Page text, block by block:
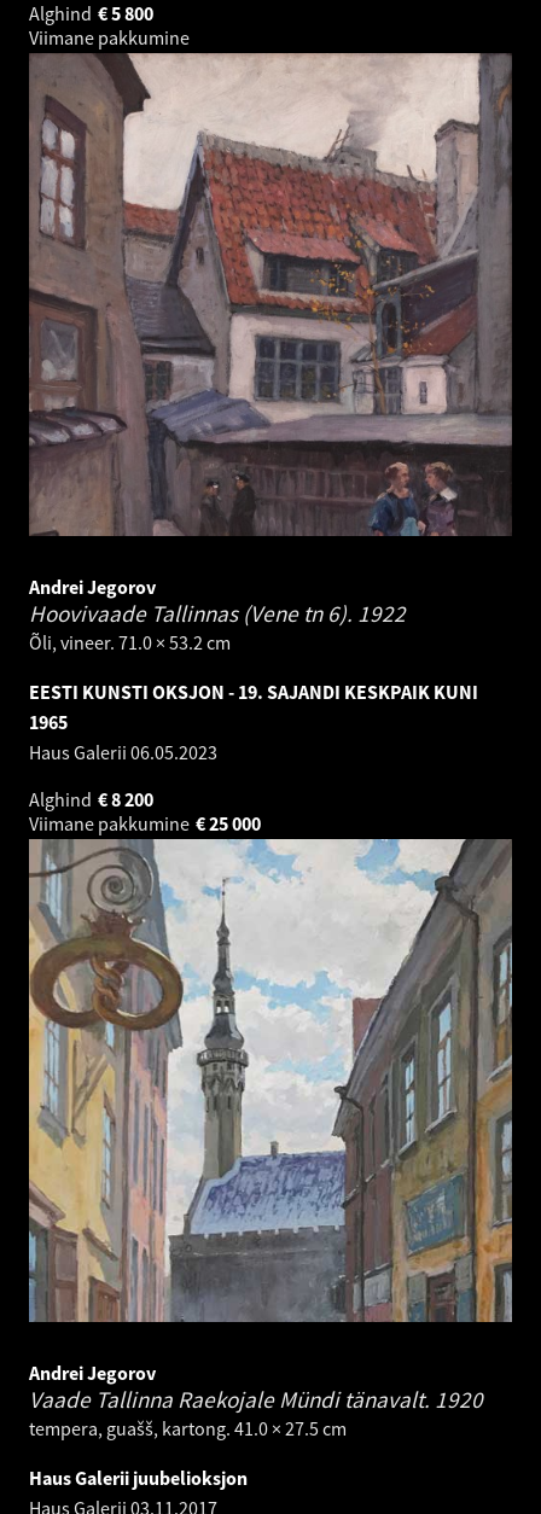
Alghind
5 800
€
Viimane pakkumine
Andrei Jegorov
Hoovivaade Tallinnas (Vene tn 6). 1922
Õli, vineer. 71.0 × 53.2 cm
EESTI KUNSTI OKSJON - 19. SAJANDI KESKPAIK KUNI
1965
Haus Galerii 06.05.2023
Alghind
8 200
€
Viimane pakkumine
25 000
€
Andrei Jegorov
Vaade Tallinna Raekojale Mündi tänavalt. 1920
tempera, guašš, kartong. 41.0 × 27.5 cm
Haus Galerii juubelioksjon
Haus Galerii 03.11.2017